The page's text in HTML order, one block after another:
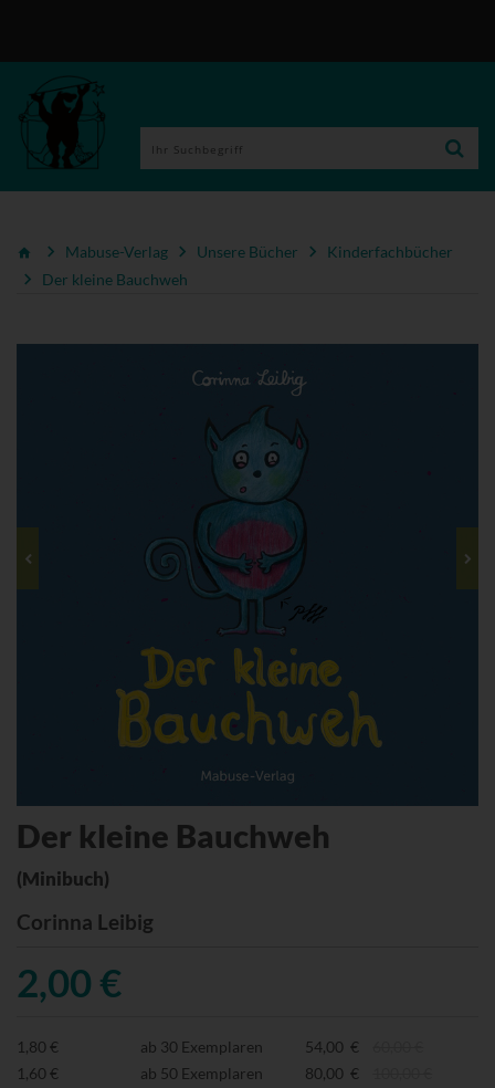
Mabuse-Verlag Unsere Bücher
Kinderfachbücher
Der kleine Bauchweh
Der kleine Bauchweh
(Minibuch)
Corinna Leibig
2,00 €
1,80 € ab 30 Exemplaren 54,00 €
1,60 €
ab 50 Exemplaren 80,00 €